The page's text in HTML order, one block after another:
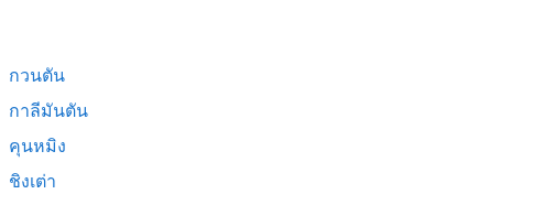
กวนตัน
กาลีมันตัน
คุนหมิง
ชิงเต่า